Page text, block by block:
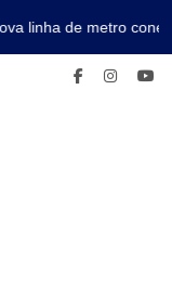
linha de metro